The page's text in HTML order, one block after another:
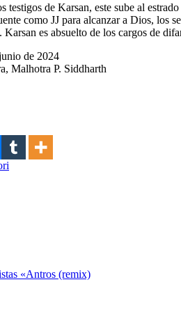
testigos de Karsan, este sube al
como JJ para alcanzar a Dios, los
es absuelto de los cargos de
de 2024
Malhotra P. Siddharth
«Antros (remix)